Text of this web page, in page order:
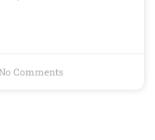
No Comments